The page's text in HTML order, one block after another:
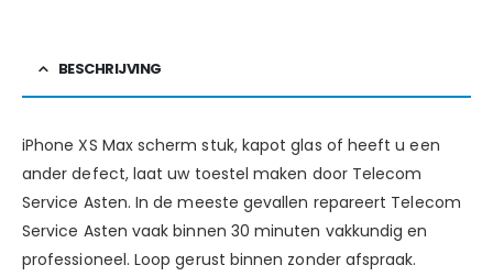
BESCHRIJVING
iPhone XS Max scherm stuk, kapot glas of heeft u een
ander defect, laat uw toestel maken door Telecom
Service Asten. In de meeste gevallen repareert Telecom
Service Asten vaak binnen 30 minuten vakkundig en
professioneel. Loop gerust binnen zonder afspraak.